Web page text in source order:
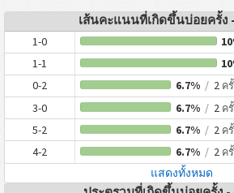
เส้นคะแนนที่เกิดขึ้นบ่อยครั้ง -
1-0
1-1
0-2 6.7% /2 ค
3-0 6.7% /2 ค
5-2 6.7% /2 ค
4-2 6.7% /2 ค
แสดงทั้งหมด